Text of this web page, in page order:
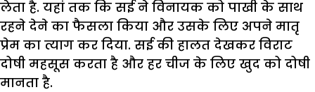
लेता है. यहां तक कि सई ने विनायक को पाखी के साथ
रहने देने का फैसला किया और उसके लिए अपने मातृ
प्रेम का त्याग कर दिया. सई की हालत देखकर विराट
दोषी महसूस करता है और हर चीज के लिए खुद को दोषी
मानता है.